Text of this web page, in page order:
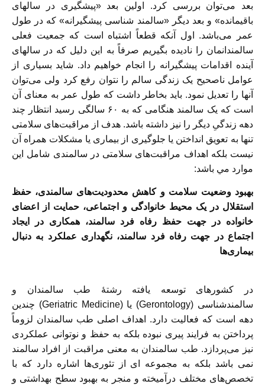
بعد می‌توان بررسی کرد. اولین بعد «پیشگیری در سالهای
باقیمانده» و بعد دیگر «سالمند شناسی پیشگیرانه» كه در طول
عمر می‌باشد. اول آنکه قطعاً اشتباه است که جمعیت فعلی
سالمندانمان را نادیده بگیریم صرفاً به این دلیل که در سالهای
آینده اقدامات پیشگیرانه را انجام خواهیم داد. شاید بسیاری از
عوامل ناصحیح یک زندگی سالم را نتوان رفع کرد ولی می‌توان
آنها را تعدیل نمود. باید بخاطر داشت که طول عمر به معنای آن
است که یک سالمند هنگامی که به ۶۰ سالگی رسید انتظار چند
دهه زندگیِ دیگر را نیز داشته باشد. هدف از مراقبت‌های سلامتی
تنها به تعویق انداختن یا جلوگیری از بیماری یا مشکلات همراه آن
نیست بلکه اهداف مراقبت‌های سلامتی در سالمندی شامل اين
موارد مي باشد:
بهبود وضعیت سلامت و کاهش محدودیت‌های سالمندی، حفظ
استقلال در یک محیط خانوادگی و اجتماعی، حمایت از اعضای
خانواده در جهت حفظ رفاه فرد سالمند، همکاری در ایجاد
اجتماع در جهت رفاه فرد سالمند، نگهداری عملکرد به دنبال
بیماری‌ها
در کشورهای توسعه یافته رشتۀ طب سالمندان و
سالمندشناسی (Gerontology) يا (Geriatric Medicine) چندین
دهه است که فعالیت دارد. اهداف اصلی طب سالمندان لزوماً
پرداختن به فرایند پیری نبوده بلکه به حفظ و نوتوانی عملکردی
نیز می‌پردازد. طب سالمندان به معنی مراقبت از افراد سالمند
نمی باشد بلکه به مجموعه ای از تئوری‌ها اشاره دارد که با
تخصص‌های مختلف درآمیخته و منجر به بهبود سطح بهداشتی و